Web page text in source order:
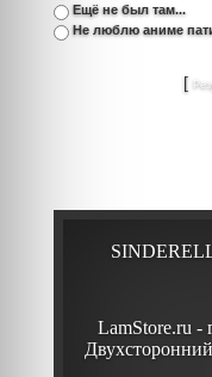
Ещё не был там...
Не люблю аниме
[